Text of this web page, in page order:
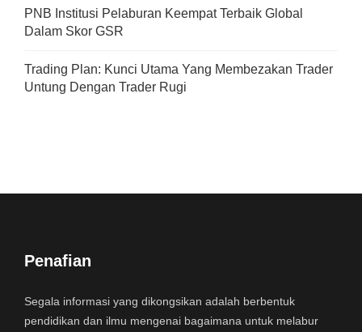
PNB Institusi Pelaburan Keempat Terbaik Global
Dalam Skor GSR
Trading Plan: Kunci Utama Yang Membezakan Trader
Untung Dengan Trader Rugi
Penafian
Segala informasi yang dikongsikan adalah berbentuk
pendidikan dan ilmu mengenai bagaimana untuk melabur